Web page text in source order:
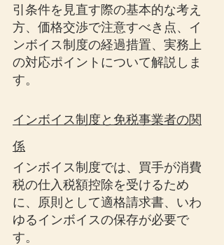
引条件を見直す際の基本的な考え
方、価格交渉で注意すべき点、イ
ンボイス制度の経過措置、実務上
の対応ポイントについて解説しま
す。
インボイス制度と免税事業者の関
係
インボイス制度では、買手が消費
税の仕入税額控除を受けるため
に、原則として適格請求書、いわ
ゆるインボイスの保存が必要で
す。